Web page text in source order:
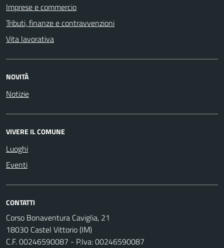
Imprese e commercio
Tributi, finanze e contravvenzioni
Vita lavorativa
NOVITÀ
Notizie
VIVERE IL COMUNE
Luoghi
Eventi
CONTATTI
Corso Bonaventura Caviglia, 21
18030 Castel Vittorio (IM)
C.F. 00246590087 - P.Iva: 00246590087